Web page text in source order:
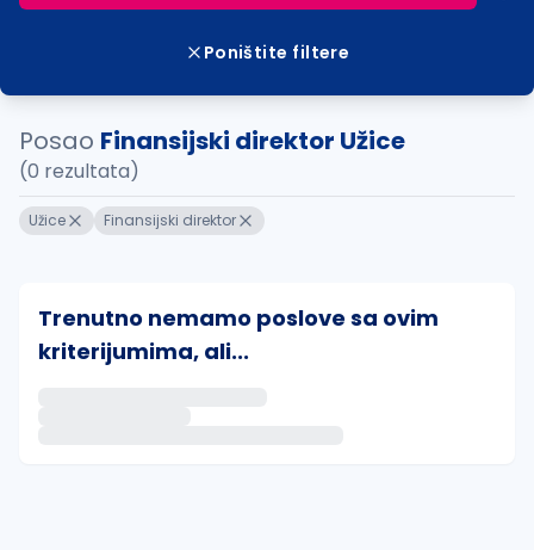
Poništite filtere
Posao Finansijski direktor Užice
(0 rezultata)
Užice Finansijski direktor
Trenutno nemamo poslove sa ovim
kriterijumima, ali...